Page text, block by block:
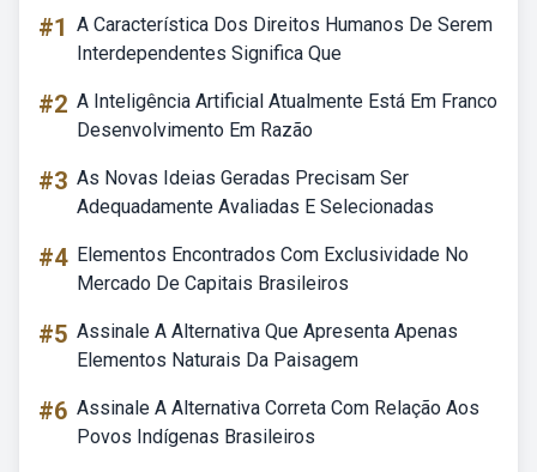
#1 A Característica Dos Direitos Humanos De Serem
Interdependentes Significa Que
#2 A Inteligência Artificial Atualmente Está Em Franco
Desenvolvimento Em Razão
#3 As Novas Ideias Geradas Precisam Ser
Adequadamente Avaliadas E Selecionadas
#4 Elementos Encontrados Com Exclusividade No
Mercado De Capitais Brasileiros
#5 Assinale A Alternativa Que Apresenta Apenas
Elementos Naturais Da Paisagem
#6 Assinale A Alternativa Correta Com Relação Aos
Povos Indígenas Brasileiros